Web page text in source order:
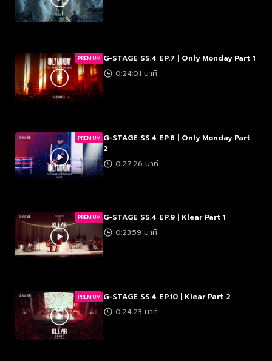
PREMIUM G-STAGE SS.4 EP.7 | Only Monday Part 1
0:24:01 นาที
PREMIUM G-STAGE SS.4 EP.8 | Only Monday Part
2
0:27:26 นาที
PREMIUM G-STAGE SS.4 EP.9 | Klear Part 1
0:23:59 นาที
PREMIUM G-STAGE SS.4 EP.10 | Klear Part 2
0:24:23 นาที